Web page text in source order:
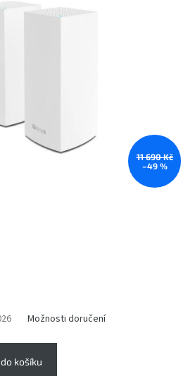
11 690 Kč
–49 %
Možnosti doručení
košíku